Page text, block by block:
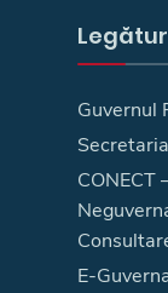
Guvernul
CONECT
E-